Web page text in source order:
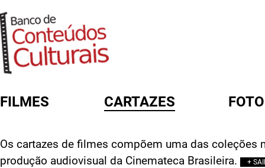
FILMES CARTAZES
Os cartazes de filmes compõem uma das
produção audiovisual da Cinemateca Brasileira.
+
FORMULÁRIO DE BUSCA